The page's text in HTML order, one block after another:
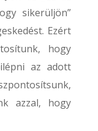
sikerüljön”
Ezért
hogy
az adott
azzal, hogy